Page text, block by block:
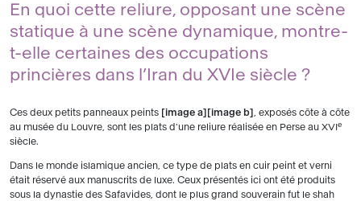
En quoi cette reliure, opposant une scène
statique à une scène dynamique, montre-
t-elle certaines des occupations
princières dans l’Iran du XVIe siècle ?
Ces deux petits panneaux peints image a image b
, exposés côte à côte
au musée du Louvre, sont les plats d'une reliure réalisée en Perse au XVI e
siècle.
Dans le monde islamique ancien, ce type de plats en cuir peint et verni
était réservé aux manuscrits de luxe. Ceux présentés ici ont été produits
sous la dynastie des Safavides, dont le plus grand souverain fut le shah